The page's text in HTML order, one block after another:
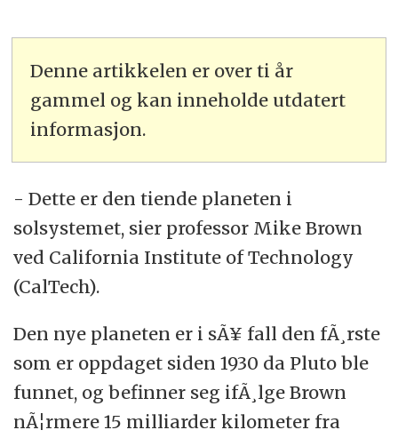
Denne artikkelen er over ti år
gammel og kan inneholde utdatert
informasjon.
- Dette er den tiende planeten i
solsystemet, sier professor Mike Brown
ved California Institute of Technology
(CalTech).
Den nye planeten er i sÃ¥ fall den fÃ¸rste
som er oppdaget siden 1930 da Pluto ble
funnet, og befinner seg ifÃ¸lge Brown
nÃ¦rmere 15 milliarder kilometer fra